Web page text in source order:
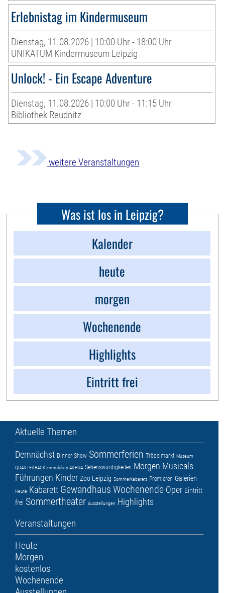
Erlebnistag im Kindermuseum
Dienstag, 11.08.2026 | 10:00 Uhr - 18:00 Uhr
UNIKATUM Kindermuseum Leipzig
Unlock! - Ein Escape Adventure
Dienstag, 11.08.2026 | 10:00 Uhr - 11:15 Uhr
Bibliothek Reudnitz
weitere Veranstaltungen
Was ist los in Leipzig?
Kalender
heute
morgen
Wochenende
Highlights
Eintritt frei
Aktuelle Themen
Demnächst Dinner-Show Sommerferien Trödelmarkt Museum
QUARTERBACK Immobilien ARENA Sehenswürdigkeiten Morgen Musicals
Führungen Kinder Zoo Leipzig Sommerkabarett Premieren Galerien
Heute Kabarett Gewandhaus Wochenende Oper Eintritt
frei Sommertheater Ausstellungen Highlights
Veranstaltungen
Heute
Morgen
kostenlos
Wochenende